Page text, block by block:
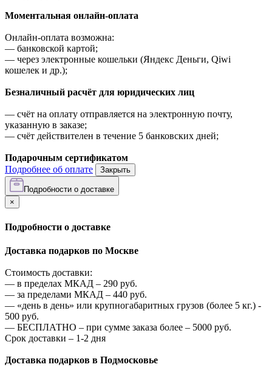
Моментальная онлайн-оплата
Онлайн-оплата возможна:
— банковской картой;
— через электронные кошельки (Яндекс Деньги, Qiwi
кошелек и др.);
Безналичный расчёт для юридических лиц
— счёт на оплату отправляется на электронную почту,
указанную в заказе;
— счёт действителен в течение 5 банковских дней;
Подарочным сертификатом
Подробнее об оплате
Закрыть
Подробности о доставке
×
Подробности о доставке
Доставка подарков по Москве
Стоимость доставки:
— в пределах МКАД – 290 руб.
— за пределами МКАД – 440 руб.
— «день в день» или крупногабаритных грузов (более 5 кг.) -
500 руб.
— БЕСПЛАТНО – при сумме заказа более – 5000 руб.
Срок доставки – 1-2 дня
Доставка подарков в Подмосковье